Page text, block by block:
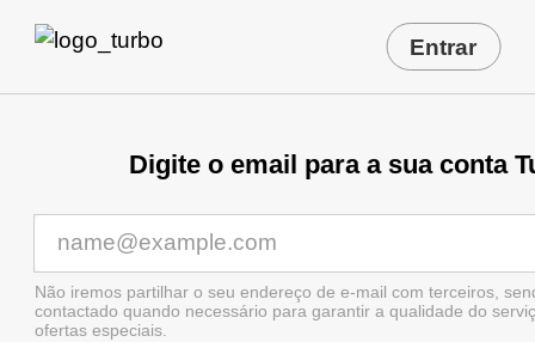
Entrar
Digite o email para a sua conta
Não iremos partilhar o seu endereço de e-mail com terceiros,
contactado quando necessário para garantir a qualidade do
ofertas especiais.